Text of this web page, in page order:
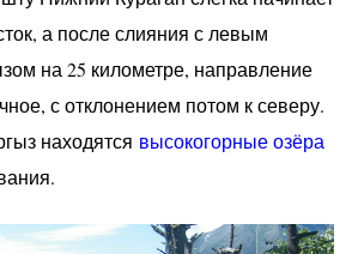
а после слияния с левым
на 25 километре, направление
с отклонением потом к северу.
находятся высокогорные озёра